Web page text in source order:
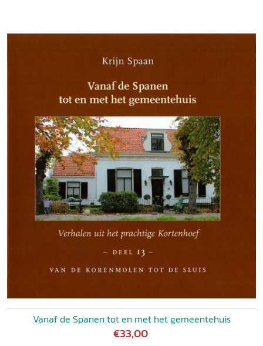
Vanaf de Spanen tot en met het gemeentehuis
€33,00